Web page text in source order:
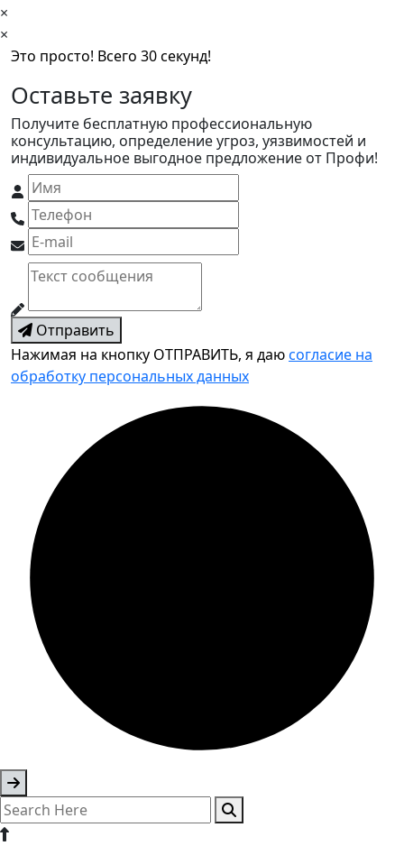
×
×
Это просто! Всего 30 секунд!
Оставьте заявку
Получите бесплатную профессиональную
консультацию, определение угроз, уязвимостей и
индивидуальное выгодное предложение от Профи!
Отправить
Нажимая на кнопку ОТПРАВИТЬ, я даюсогласие на
обработку персональных данных